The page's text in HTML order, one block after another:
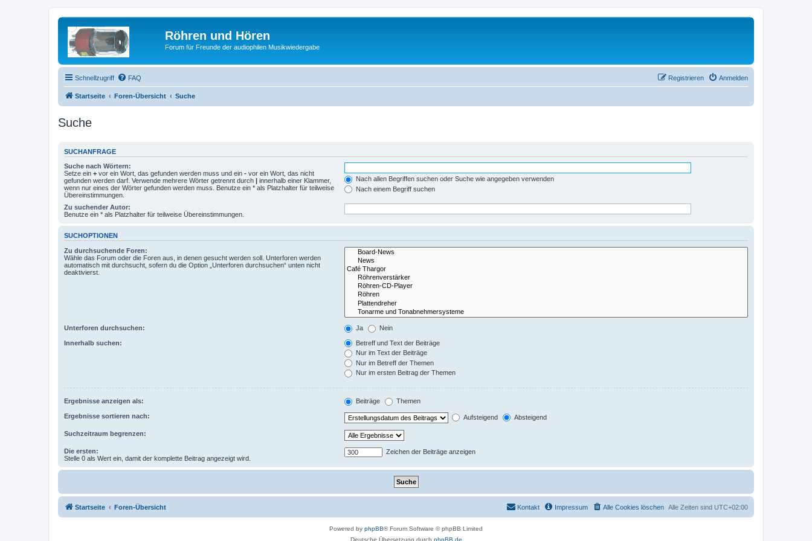
Röhren und Hören
Forum für Freunde der audiophilen Musikwiedergabe
Schnellzugriff FAQ Anmelden
Registrieren
Startseite Foren-Übersicht Suche
Suche
SUCHANFRAGE
Suche nach Wörtern:
Setze ein + vor ein Wort, das gefunden werden muss und ein - vor ein Wort, das nicht
gefunden werden darf. Verwende mehrere Wörter getrennt durch | innerhalb einer Klammer,
wenn nur eines der Wörter gefunden werden muss. Benutze ein * als Platzhalter für teilweise
Übereinstimmungen.
Nach allen Begriffen suchen oder Suche wie angegeben verwenden
Nach einem Begriff suchen
Zu suchender Autor:
Benutze ein * als Platzhalter für teilweise Übereinstimmungen.
SUCHOPTIONEN
Zu durchsuchende Foren:
Wähle das Forum oder die Foren aus, in denen gesucht werden soll. Unterforen werden
automatisch mit durchsucht, sofern du die Option „Unterforen durchsuchen“ unten nicht
deaktivierst.
Unterforen durchsuchen: Ja Nein
Innerhalb suchen:
Betreff und Text der Beiträge
Nur im Text der Beiträge
Nur im Betreff der Themen
Nur im ersten Beitrag der Themen
Ergebnisse anzeigen als: Beiträge Themen
Ergebnisse sortieren nach: Aufsteigend Absteigend
Suchzeitraum begrenzen:
Die ersten:
Stelle 0 als Wert ein, damit der komplette Beitrag angezeigt wird.
Zeichen der Beiträge anzeigen
Startseite Foren-Übersicht Alle Zeiten sind UTC+02:00
Alle Cookies löschen
Impressum
Kontakt
Powered by phpBB® Forum Software © phpBB Limited
Deutsche Übersetzung durch phpBB.de